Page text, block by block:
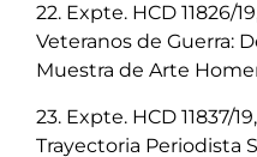
22. Expte. HCD 11826/
Veteranos de Guerra:
Muestra de Arte
23. Expte. HCD 11837/
Trayectoria Periodista